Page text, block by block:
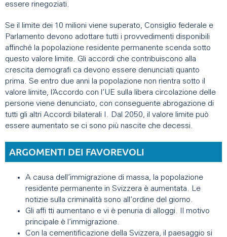
essere rinegoziati.
Se il limite dei 10 milioni viene superato, Consiglio federale e
Parlamento devono adottare tutti i provvedimenti disponibili
affinché la popolazione residente permanente scenda sotto
questo valore limite. Gli accordi che contribuiscono alla
crescita demografi ca devono essere denunciati quanto
prima. Se entro due anni la popolazione non rientra sotto il
valore limite, l’Accordo con l’UE sulla libera circolazione delle
persone viene denunciato, con conseguente abrogazione di
tutti gli altri Accordi bilaterali I. Dal 2050, il valore limite può
essere aumentato se ci sono più nascite che decessi.
ARGOMENTI DEI FAVOREVOLI
A causa dell’immigrazione di massa, la popolazione
residente permanente in Svizzera è aumentata. Le
notizie sulla criminalità sono all’ordine del giorno.
Gli affi tti aumentano e vi è penuria di alloggi. Il motivo
principale è l’immigrazione.
Con la cementificazione della Svizzera, il paesaggio si